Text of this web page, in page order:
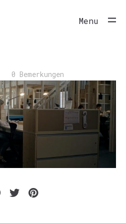
Menu
0 Bemerkungen